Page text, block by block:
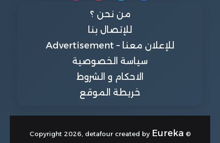
من نحن ؟
للإتصال بنا
للإعلان معنا – Advertisement
سياسة الخصوصية
الاحكام و الشروط
خريطة الموقع
© Copyright 2026, detafour created by
Eureka